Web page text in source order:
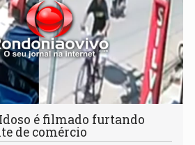
Idoso é filmado furtando
de comércio